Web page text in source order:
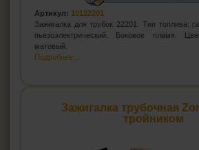
Артикул: 10122201
Зажигалка для трубок 22201. Тип топлива:
пьезоэлектрический. Боковое пламя.
матовый.
Подробнее...
Зажигалка трубочная
тройником